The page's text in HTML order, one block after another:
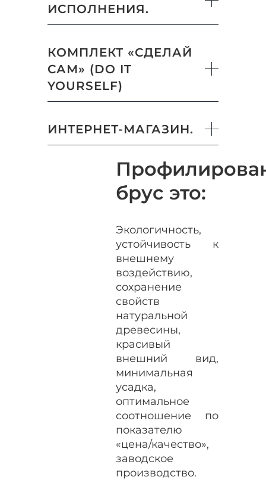
ИСПОЛНЕНИЯ.
КОМПЛЕКТ «СДЕЛАЙ
САМ» (DO IT
YOURSELF)
ИНТЕРНЕТ-МАГАЗИН.
брус это:
Экологичность,
устойчивость к
внешнему
воздействию,
сохранение
свойств
натуральной
древесины,
красивый
внешний вид,
минимальная
усадка,
оптимальное
соотношение по
показателю
«цена/качество»,
заводское
производство.